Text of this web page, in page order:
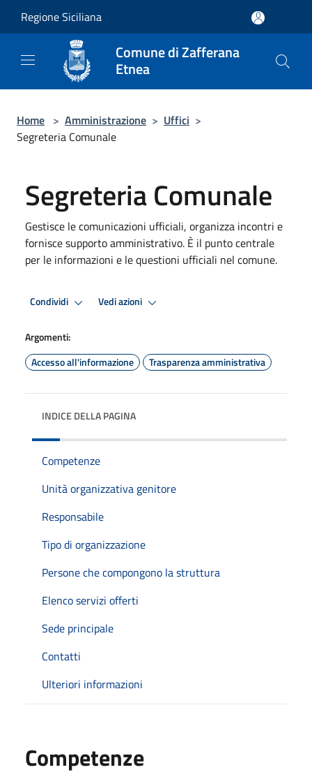
Regione Siciliana
Comune di Zafferana
Etnea
Home > Amministrazione > Uffici >
Segreteria Comunale
Segreteria Comunale
Gestisce le comunicazioni ufficiali, organizza incontri e
fornisce supporto amministrativo. È il punto centrale
per le informazioni e le questioni ufficiali nel comune.
Condividi Vedi azioni
Argomenti:
Accesso all'informazione
Trasparenza amministrativa
INDICE DELLA PAGINA
Competenze
Unità organizzativa genitore
Responsabile
Tipo di organizzazione
Persone che compongono la struttura
Elenco servizi offerti
Sede principale
Contatti
Ulteriori informazioni
Competenze